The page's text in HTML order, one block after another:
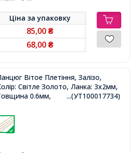
Ціна заупаковку
85,00₴
68,00₴
Вітое Плетіння, Залізо,
Світле Золото, Ланка: 3х2мм,
0.6мм,
...(УТ100017734)